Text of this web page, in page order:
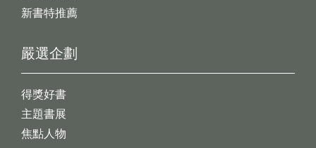
新書特推薦
嚴選企劃
得獎好書
主題書展
焦點人物